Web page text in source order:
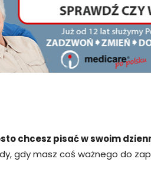
chcesz pisać w swoim
gdy masz coś ważnego do